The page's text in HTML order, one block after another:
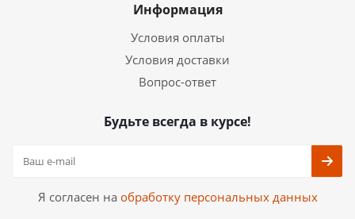
Информация
Условия оплаты
Условия доставки
Вопрос-ответ
Будьте всегда в курсе!
Я согласен на обработку персональных данных